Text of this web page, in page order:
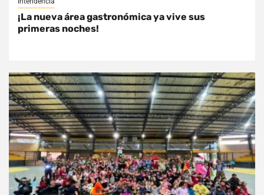
¡La nueva área gastronómica ya vive sus
primeras noches!